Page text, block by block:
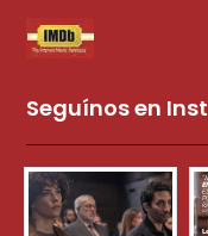
Seguínos en